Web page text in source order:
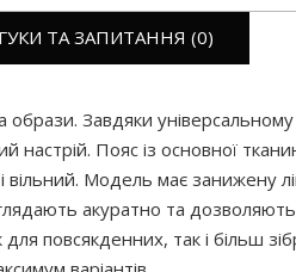
ТА ЗАПИТАННЯ (0)
Завдяки
Пояс із основної
вільний. Модель має занижену
акуратно та
повсякденних, так і більш